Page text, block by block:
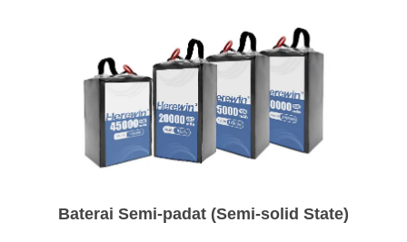
Baterai Semi-padat (Semi-solid State)